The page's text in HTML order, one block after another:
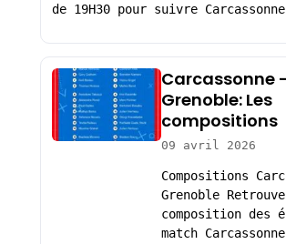
de 19H30 pour suivre
Carcassonne
Grenoble: Les
compositions
09 avril 2026
Compositions
Grenoble
composition des
match